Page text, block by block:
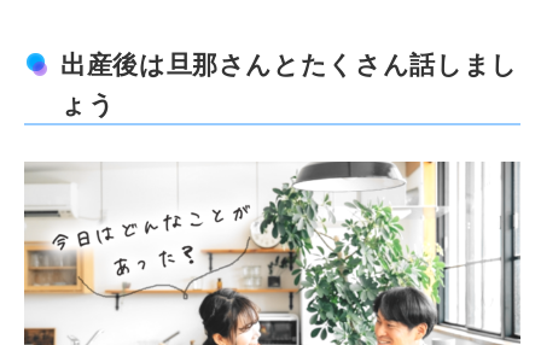
出産後は旦那さんとたくさん話しまし
ょう